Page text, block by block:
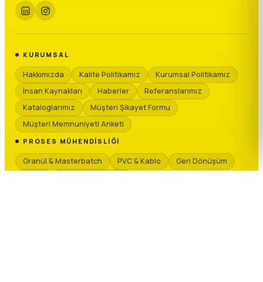
KURUMSAL
Hakkımızda Kalite Politikamız
Kurumsal Politikamız
İnsan Kaynakları
Haberler
Referanslarımız
Kataloglarımız
Müşteri Şikayet Formu
Müşteri Memnuniyeti Anketi
PROSES MÜHENDISLIĞI
Granül & Masterbatch PVC & Kablo
Geri Dönüşüm